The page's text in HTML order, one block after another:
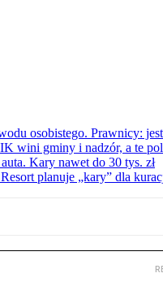
osobistego. Prawnicy:
wini gminy i nadzór, a te
Kary nawet do 30 tys. zł
planuje „kary” dla